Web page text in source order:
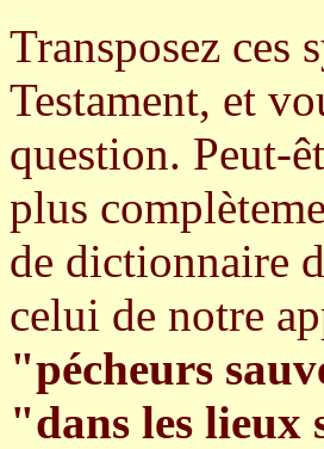
Transposez ces
Testament, et
question. Peut-
plus
de dictionnaire
celui de notre
"pécheurs
"dans les lieux